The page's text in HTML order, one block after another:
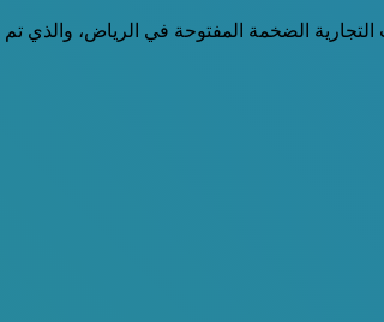
في الرياض، والذي تم تصميمه على مساحة تزيد عن 18 ألف متراً مربعاً، فهو من المشاريع